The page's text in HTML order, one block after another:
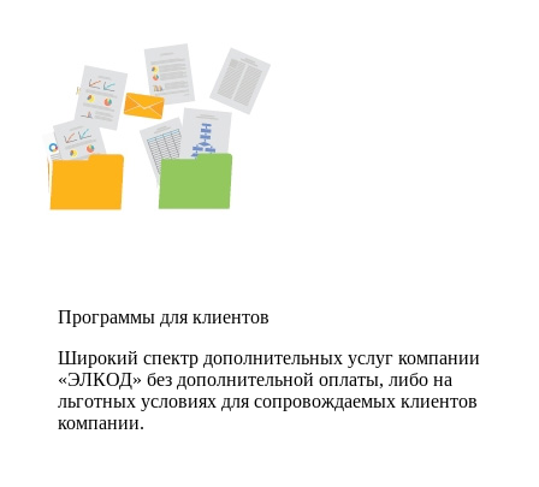
Программы для клиентов
Широкий спектр дополнительных услуг компании
«ЭЛКОД» без дополнительной оплаты, либо на
льготных условиях для сопровождаемых клиентов
компании.